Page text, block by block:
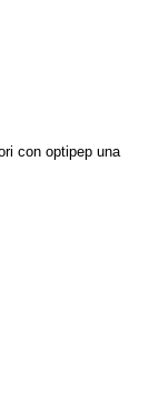
con optipep una